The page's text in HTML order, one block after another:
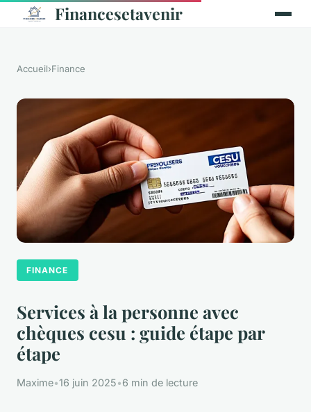
Financesetavenir
Accueil›Finance
FINANCE
Services à la personne avec
chèques cesu : guide étape par
étape
Maxime•16 juin 2025•6 min de lecture